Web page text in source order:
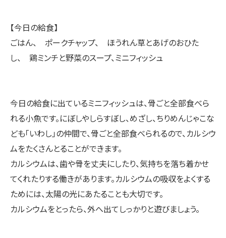
【今日の給食】
ごはん、 ポークチャップ、 ほうれん草とあげのおひた
し、 鶏ミンチと野菜のスープ、ミニフィッシュ
今日の給食に出ているミニフィッシュは、骨ごと全部食べら
れる小魚です。にぼしやしらすぼし、めざし、ちりめんじゃこな
ども「いわし」の仲間で、骨ごと全部食べられるので、カルシウ
ムをたくさんとることができます。
カルシウムは、歯や骨を丈夫にしたり、気持ちを落ち着かせ
てくれたりする働きがあります。カルシウムの吸収をよくする
ためには、太陽の光にあたることも大切です。
カルシウムをとったら、外へ出てしっかりと遊びましょう。